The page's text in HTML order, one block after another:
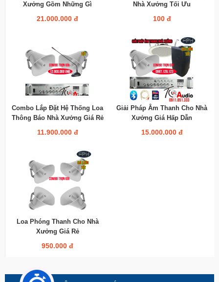
Xưởng Gồm Những Gì
21.000.000 đ
Nhà Xưởng Tối Ưu
100 đ
Combo Lắp Đặt Hệ Thống Loa
Thông Báo Nhà Xưởng Giá Rẻ
11.900.000 đ
Giải Pháp Âm Thanh Cho Nhà
Xưởng Giá Hấp Dẫn
15.000.000 đ
Loa Phóng Thanh Cho Nhà
Xưởng Giá Rẻ
950.000 đ